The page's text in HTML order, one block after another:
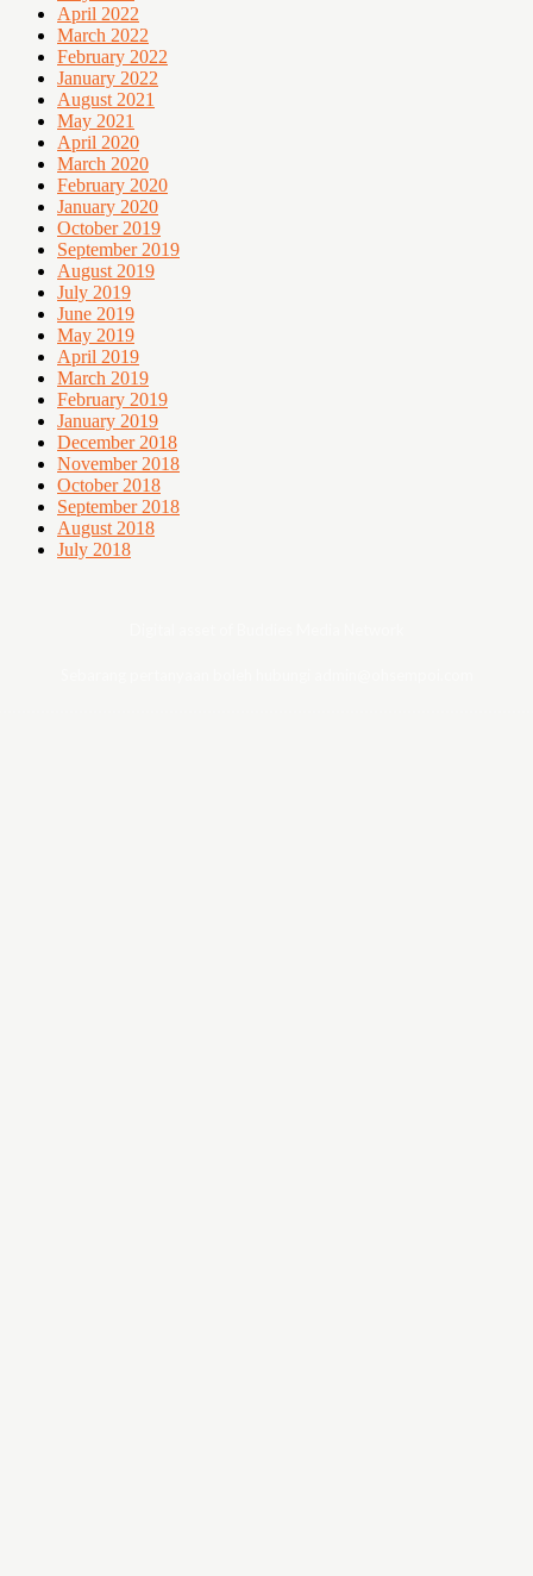
April 2022
March 2022
February 2022
January 2022
August 2021
May 2021
April 2020
March 2020
February 2020
January 2020
October 2019
September 2019
August 2019
July 2019
June 2019
May 2019
April 2019
March 2019
February 2019
January 2019
December 2018
November 2018
October 2018
September 2018
August 2018
July 2018